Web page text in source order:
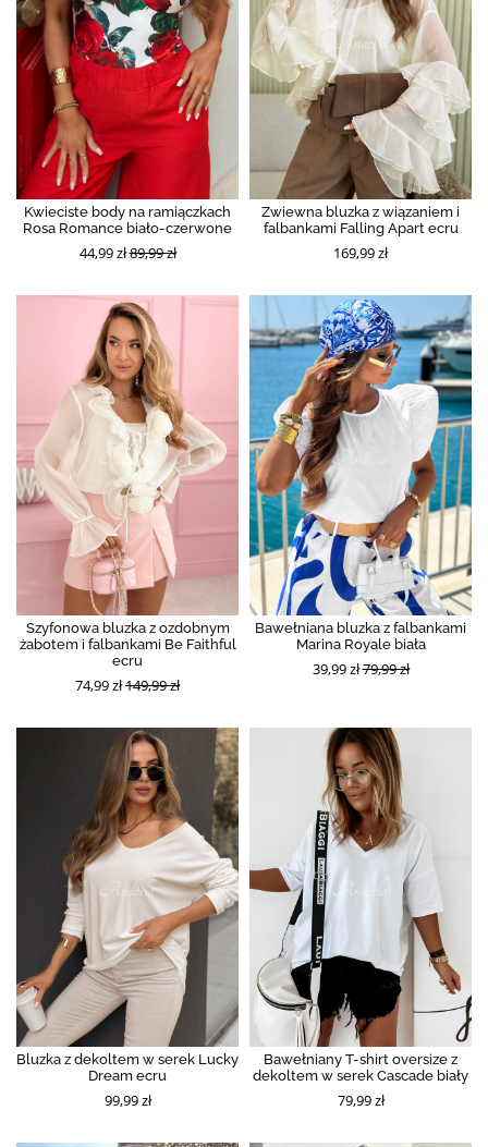
Kwieciste body na ramiączkach
Rosa Romance biało-czerwone
44,99 zł89,99 zł
Zwiewna bluzka z wiązaniem i
falbankami Falling Apart ecru
169,99 zł
Szyfonowa bluzka z ozdobnym
żabotem i falbankami Be Faithful
ecru
74,99 zł149,99 zł
Bawełniana bluzka z falbankami
Marina Royale biała
39,99 zł79,99 zł
Bluzka z dekoltem w serek Lucky
Dream ecru
99,99 zł
Bawełniany T-shirt oversize z
dekoltem w serek Cascade biały
79,99 zł